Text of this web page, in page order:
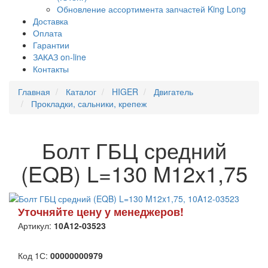
Обновление ассортимента запчастей King Long
Доставка
Оплата
Гарантии
ЗАКАЗ on-line
Контакты
Главная
Каталог HIGER
Двигатель
Прокладки, сальники, крепеж
Болт ГБЦ средний
(EQB) L=130 M12x1,75
Уточняйте цену у менеджеров!
Артикул: 10A12-03523
Код 1С: 00000000979